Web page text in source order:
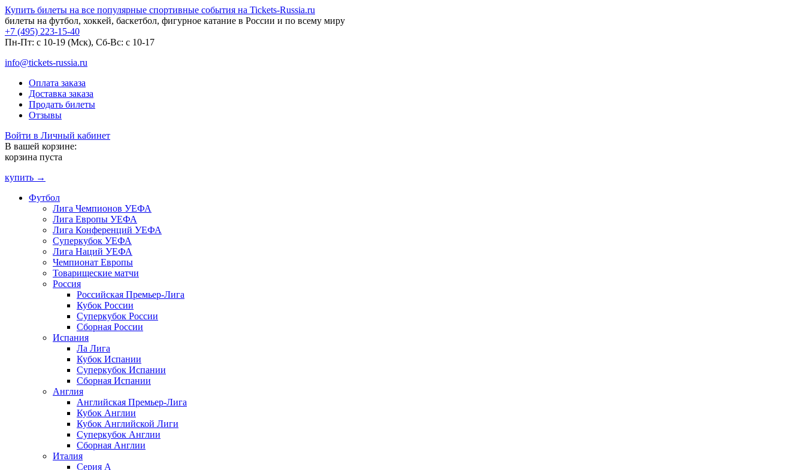
Купить билеты на все популярные спортивные события на Tickets-Russia.ru
билеты на футбол, хоккей, баскетбол, фигурное катание в России и по всему миру
+7 (495) 223-15-40
Пн-Пт: c 10-19 (Мск), Сб-Вс: с 10-17
info@tickets-russia.ru
Оплата заказа
Доставка заказа
Продать билеты
Отзывы
Войти в Личный кабинет
В вашей корзине:
корзина пуста
купить →
Футбол
Лига Чемпионов УЕФА
Лига Европы УЕФА
Лига Конференций УЕФА
Суперкубок УЕФА
Лига Наций УЕФА
Чемпионат Европы
Товарищеские матчи
Россия
Российская Премьер-Лига
Кубок России
Суперкубок России
Сборная России
Испания
Ла Лига
Кубок Испании
Суперкубок Испании
Сборная Испании
Англия
Английская Премьер-Лига
Кубок Англии
Кубок Английской Лиги
Суперкубок Англии
Сборная Англии
Италия
Серия А